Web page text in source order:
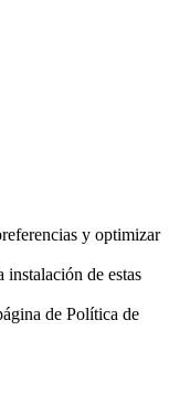
y optimizar
de estas
de Política de